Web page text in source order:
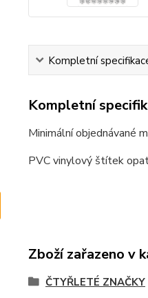
Kompletní
Kompletní
Minimální objednávané
PVC vinylový štítek
Zboží zařazeno v
ČTYŘLETÉ ZNAČKY